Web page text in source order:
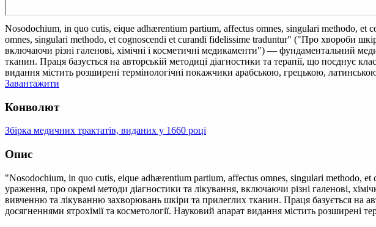
Nosodochium, in quo cutis, eique adhærentium partium, affectus omnes, singulari methodo, et
omnes, singulari methodo, et cognoscendi et curandi fidelissime traduntur" ("Про хвороби
включаючи різні галенові, хімічні і косметичні медикаменти") — фундаментальний
тканин. Праця базується на авторській методиці діагностики та терапії, що поєднує
видання містить розширені термінологічні покажчики арабською, грецькою,
Завантажити
Конволют
Збірка медичних трактатів, виданих у 1660 році
Опис
"Nosodochium, in quo cutis, eique adhærentium partium, affectus omnes, singulari methodo,
ураження, про окремі методи діагностики та лікування, включаючи різні галенові,
вивченню та лікуванню захворювань шкіри та прилеглих тканин. Праця базується на
досягненнями ятрохімії та косметології. Науковий апарат видання містить